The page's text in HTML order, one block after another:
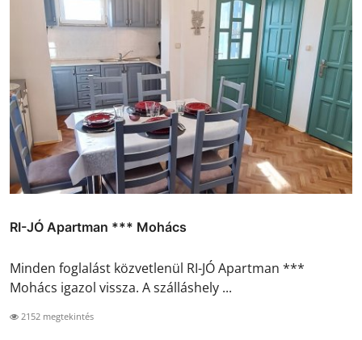
RI-JÓ Apartman *** Mohács
Minden foglalást közvetlenül RI-JÓ Apartman ***
Mohács igazol vissza. A szálláshely ...
2152 megtekintés